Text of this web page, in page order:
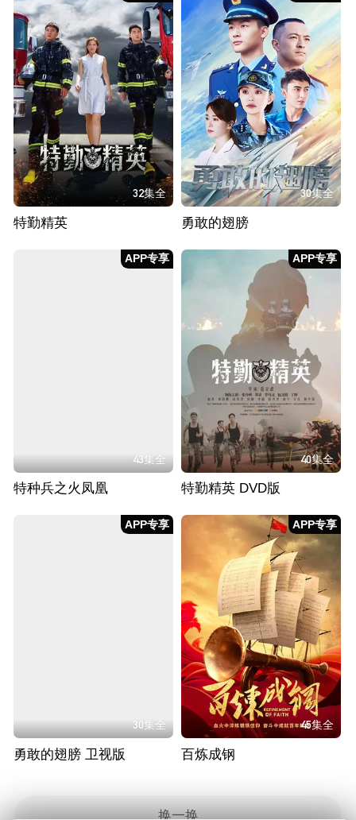
32集全
特勤精英
30集全
勇敢的翅膀
APP专享
43集全
特种兵之火凤凰
APP专享
40集全
特勤精英 DVD版
APP专享
30集全
勇敢的翅膀 卫视版
APP专享
45集全
百炼成钢
换一换